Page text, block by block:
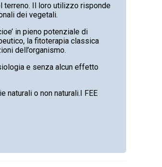
terreno. Il loro utilizzo risponde
dei vegetali.
in pieno potenziale di
la fitoterapia classica
dell’organismo.
e senza alcun effetto
naturali o non naturali.I FEE